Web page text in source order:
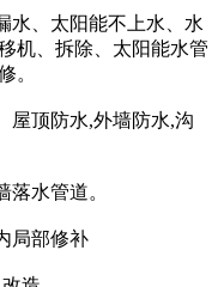
水、太阳能不上水、水
机、拆除、太阳能水管
。
屋顶防水,外墙防水,沟
水管道。
局部修补